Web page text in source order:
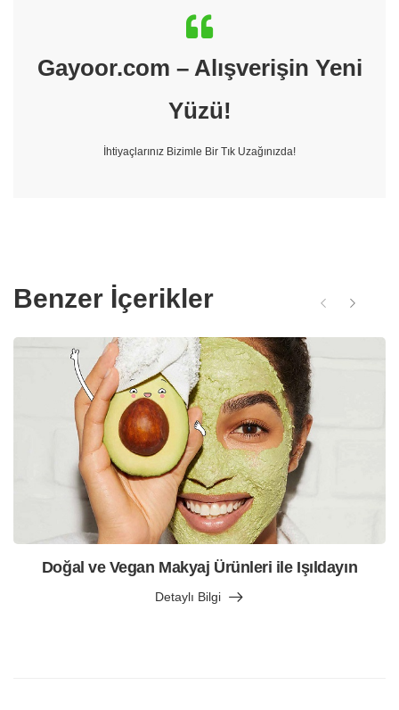
Gayoor.com – Alışverişin Yeni
Yüzü!
İhtiyaçlarınız Bizimle Bir Tık Uzağınızda!
Benzer İçerikler
Doğal ve Vegan Makyaj Ürünleri ile Işıldayın
Detaylı Bilgi